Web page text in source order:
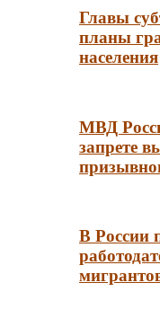
Главы
планы
населения
МВД
запрете
В России